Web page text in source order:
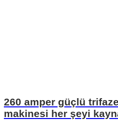
260 amper güçlü
makinesi her şeyi